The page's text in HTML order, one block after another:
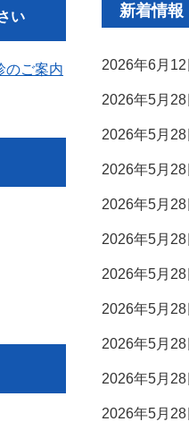
新着情報
2026年6月
2026年5月
2026年5月
2026年5月
2026年5月
2026年5月
2026年5月
2026年5月
2026年5月
2026年5月
2026年5月
い
のご案内